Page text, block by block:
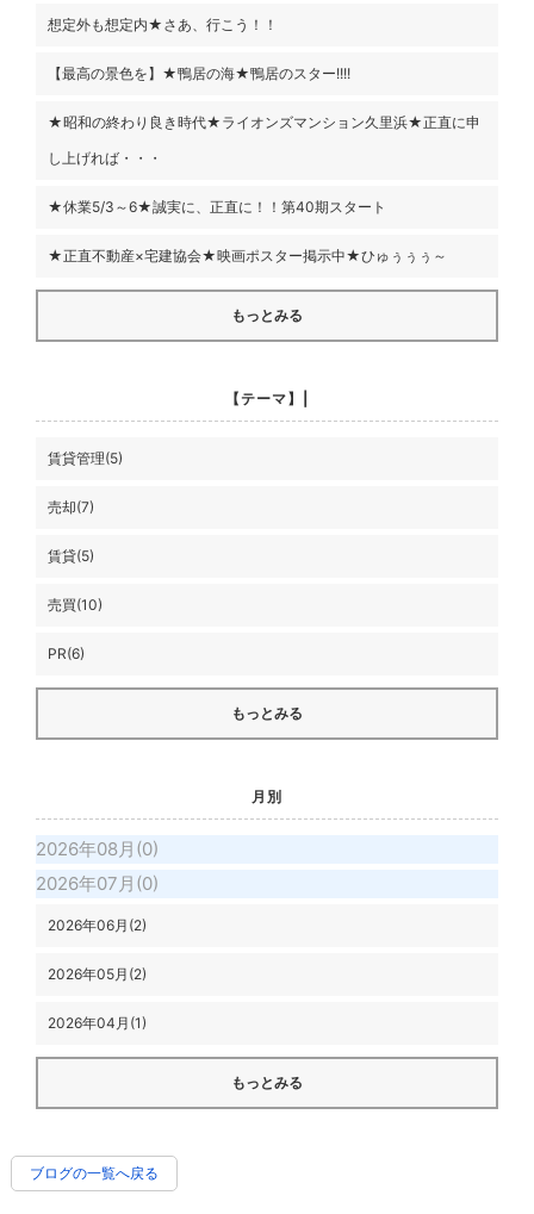
想定外も想定内★さあ、行こう！！
【最高の景色を】★鴨居の海★鴨居のスター!!!!
★昭和の終わり良き時代★ライオンズマンション久里浜★正直に申
し上げれば・・・
★休業5/3～6★誠実に、正直に！！第40期スタート
★正直不動産×宅建協会★映画ポスター掲示中★ひゅぅぅぅ～
もっとみる
【テーマ】|
賃貸管理(5)
売却(7)
賃貸(5)
売買(10)
PR(6)
もっとみる
月別
2026年08月(0)
2026年07月(0)
2026年06月(2)
2026年05月(2)
2026年04月(1)
もっとみる
ブログの一覧へ戻る